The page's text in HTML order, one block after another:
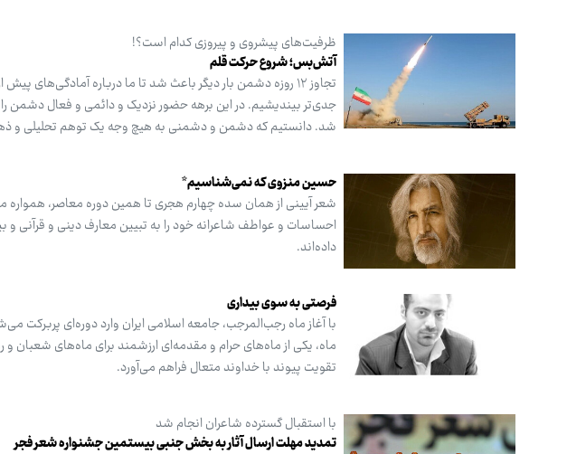
ظرفیت‌های پیشروی و پیروزی کدام است؟!
آتش‌بس؛ شروع حرکت قلم
تجاوز ۱۲ روزه دشمن بار دیگر باعث شد تا ما درباره
جدی‌تر بیندیشیم. در این برهه حضور نزدیک و دائمی و فعال دشمن
شد. دانستیم که دشمن و دشمنی به هیچ وجه یک توهم تحلیلی و
حسین منزوی که نمی‌شناسیم*
شعر آیینی از همان سده چهارم هجری تا همین دوره معاصر، همواره
احساسات و عواطف شاعرانه خود را به تبیین معارف دینی و قرآنی
داده‌اند.
فرصتی به سوی بیداری
با آغاز ماه رجب‌المرجب، جامعه اسلامی ایران وارد دوره‌ای
ماه، یکی از ماه‌های حرام و مقدمه‌ای ارزشمند برای ماه‌های شعبان
تقویت پیوند با خداوند متعال فراهم می‌آورد.
با استقبال گسترده شاعران انجام شد
تمدید مهلت ارسال آثار به بخش جنبی بیستمین جشنواره شعر فجر